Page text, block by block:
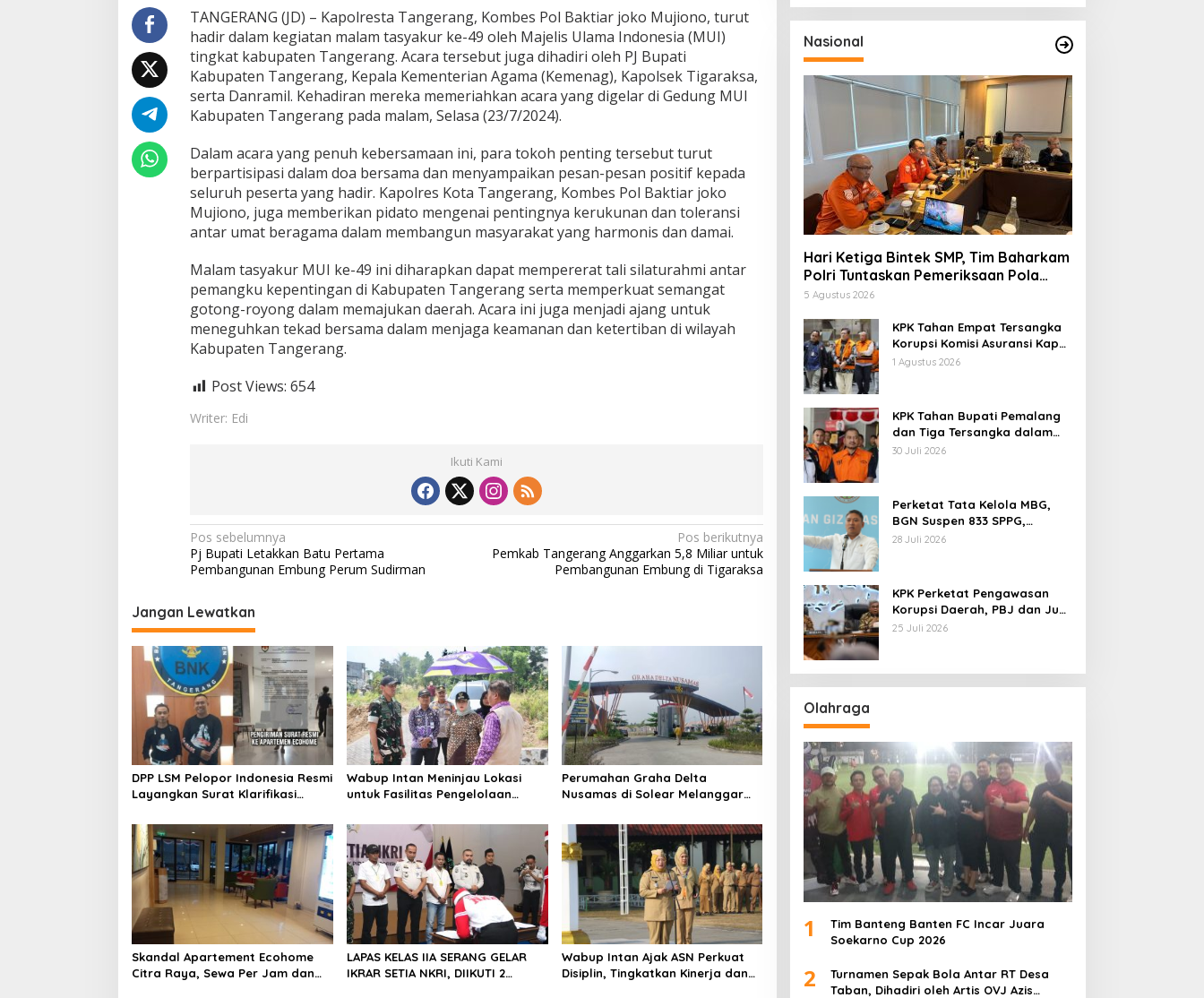
M
U
I
k
e
-
9
i
K
a
b
u
p
t
e
T
a
n
e
a
TANGERANG (JD) – Kapolresta Tangerang, Kombes Pol Baktiar joko Mujiono, turut
hadir dalam kegiatan malam tasyakur ke-49 oleh Majelis Ulama Indonesia (MUI)
tingkat kabupaten Tangerang. Acara tersebut juga dihadiri oleh PJ Bupati
Kabupaten Tangerang, Kepala Kementerian Agama (Kemenag), Kapolsek Tigaraksa,
serta Danramil. Kehadiran mereka memeriahkan acara yang digelar di Gedung MUI
Kabupaten Tangerang pada malam, Selasa (23/7/2024).
Dalam acara yang penuh kebersamaan ini, para tokoh penting tersebut turut
berpartisipasi dalam doa bersama dan menyampaikan pesan-pesan positif kepada
seluruh peserta yang hadir. Kapolres Kota Tangerang, Kombes Pol Baktiar joko
Mujiono, juga memberikan pidato mengenai pentingnya kerukunan dan toleransi
antar umat beragama dalam membangun masyarakat yang harmonis dan damai.
Malam tasyakur MUI ke-49 ini diharapkan dapat mempererat tali silaturahmi antar
pemangku kepentingan di Kabupaten Tangerang serta memperkuat semangat
gotong-royong dalam memajukan daerah. Acara ini juga menjadi ajang untuk
meneguhkan tekad bersama dalam menjaga keamanan dan ketertiban di wilayah
Kabupaten Tangerang.
Post Views: 654
Writer: Edi
Ikuti Kami
N
a
i
g
a
s
i
p
o
s
Pos sebelumnya
Pj Bupati Letakkan Batu Pertama
Pembangunan Embung Perum Sudirman
Pos berikutnya
Pemkab Tangerang Anggarkan 5,8 Miliar untuk
Pembangunan Embung di Tigaraksa
Jangan Lewatkan
DPP LSM Pelopor Indonesia Resmi
Layangkan Surat Klarifikasi
BNK
Wabup Intan Meninjau Lokasi
untuk Fasilitas Pengelolaan
Perumahan Graha Delta
Nusamas di Solear Melanggar
PSU
Skandal Apartement Ecohome
Citra Raya, Sewa Per Jam dan
LAPAS KELAS IIA SERANG GELAR
IKRAR SETIA NKRI, DIIKUTI 2
Wabup Intan Ajak ASN Perkuat
Disiplin, Tingkatkan Kinerja dan
Nasional
Hari Ketiga Bintek SMP, Tim Baharkam
Polri Tuntaskan Pemeriksaan Pola
Pengamanan Pertamina Patra Niaga
5 Agustus 2026
KPK Tahan Empat Tersangka
Korupsi Komisi Asuransi Kapal
PT Pelni
1 Agustus 2026
KPK Tahan Bupati Pemalang
dan Tiga Tersangka dalam
Kasus Dugaan Pemerasan
30 Juli 2026
Perketat Tata Kelola MBG,
BGN Suspen 833 SPPG,
Ratusan Di Antaranya
28 Juli 2026
KPK Perketat Pengawasan
Korupsi Daerah, PBJ dan Jual
Beli Jabatan Jadi Target
25 Juli 2026
Olahraga
1
Tim Banteng Banten FC Incar Juara
Soekarno Cup 2026
2
Turnamen Sepak Bola Antar RT Desa
Taban, Dihadiri oleh Artis OVJ Azis